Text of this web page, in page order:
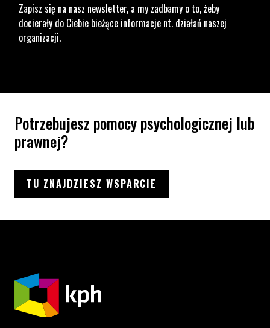
Zapisz się na nasz newsletter, a my zadbamy o to, żeby
docierały do Ciebie bieżące informacje nt. działań naszej
organizacji.
Potrzebujesz pomocy psychologicznej lub
prawnej?
TU ZNAJDZIESZ WSPARCIE